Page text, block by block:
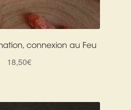
connexion au Feu
18,50€